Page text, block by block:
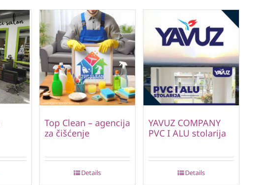
Top Clean – agencija
za čišćenje
Details
YAVUZ COMPANY
PVC I ALU stolarija
Details